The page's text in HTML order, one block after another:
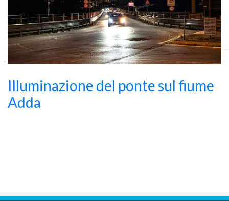
Illuminazione del ponte sul fiume
Adda